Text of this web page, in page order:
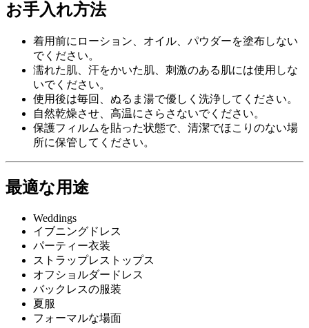
お手入れ方法
着用前にローション、オイル、パウダーを塗布しない
でください。
濡れた肌、汗をかいた肌、刺激のある肌には使用しな
いでください。
使用後は毎回、ぬるま湯で優しく洗浄してください。
自然乾燥させ、高温にさらさないでください。
保護フィルムを貼った状態で、清潔でほこりのない場
所に保管してください。
最適な用途
Weddings
イブニングドレス
パーティー衣装
ストラップレストップス
オフショルダードレス
バックレスの服装
夏服
フォーマルな場面